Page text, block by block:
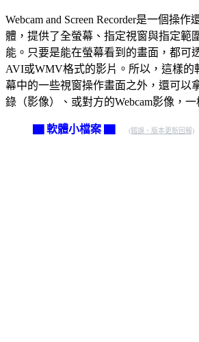
Webcam and Screen Recorder是一個操
體，提供了全螢幕、指定視窗與指定範
能。只要是能在螢幕看到的畫面，都可
AVI或WMV格式的影片。所以，這樣的
幕中的一些視窗操作畫面之外，還可以
錄（影像）、或對方的Webcam影像，一
▇ 軟體小檔案 ▇ (錯誤、版本更新回報)